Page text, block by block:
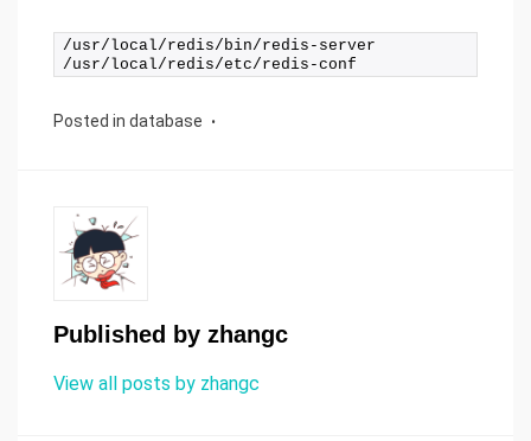
/usr/local/redis/bin/redis-server
/usr/local/redis/etc/redis-conf
Posted in database
Published by zhangc
View all posts by zhangc